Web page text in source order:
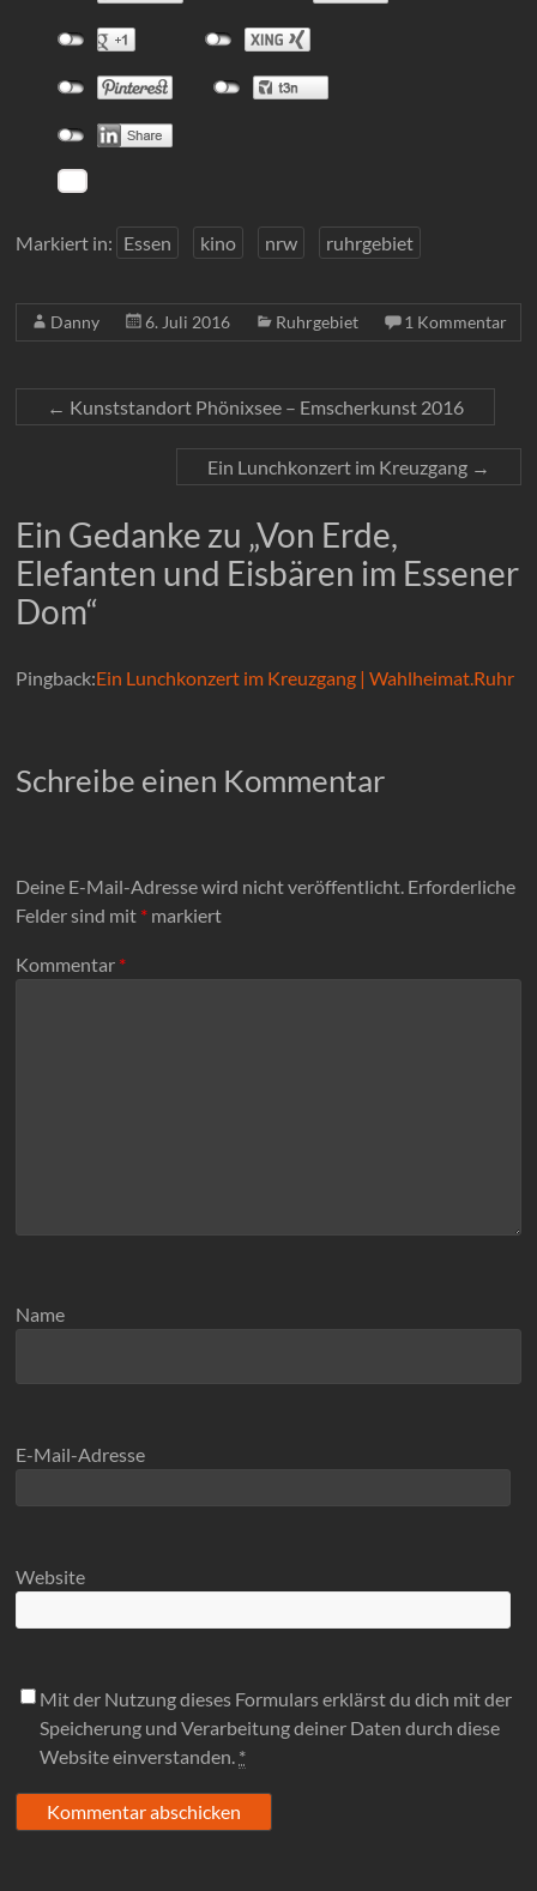
Markiert in: Essen kino nrw ruhrgebiet
Danny 6. Juli 2016 Ruhrgebiet 1 Kommentar
← Kunststandort Phönixsee – Emscherkunst 2016
Ein Lunchkonzert im Kreuzgang →
Ein Gedanke zu „Von Erde,
Elefanten und Eisbären im Essener
Dom“
Pingback:Ein Lunchkonzert im Kreuzgang | Wahlheimat.Ruhr
Schreibe einen Kommentar
Deine E-Mail-Adresse wird nicht veröffentlicht. Erforderliche
Felder sind mit * markiert
Kommentar *
Name
E-Mail-Adresse
Website
Mit der Nutzung dieses Formulars erklärst du dich mit der
Speicherung und Verarbeitung deiner Daten durch diese
Website einverstanden. *